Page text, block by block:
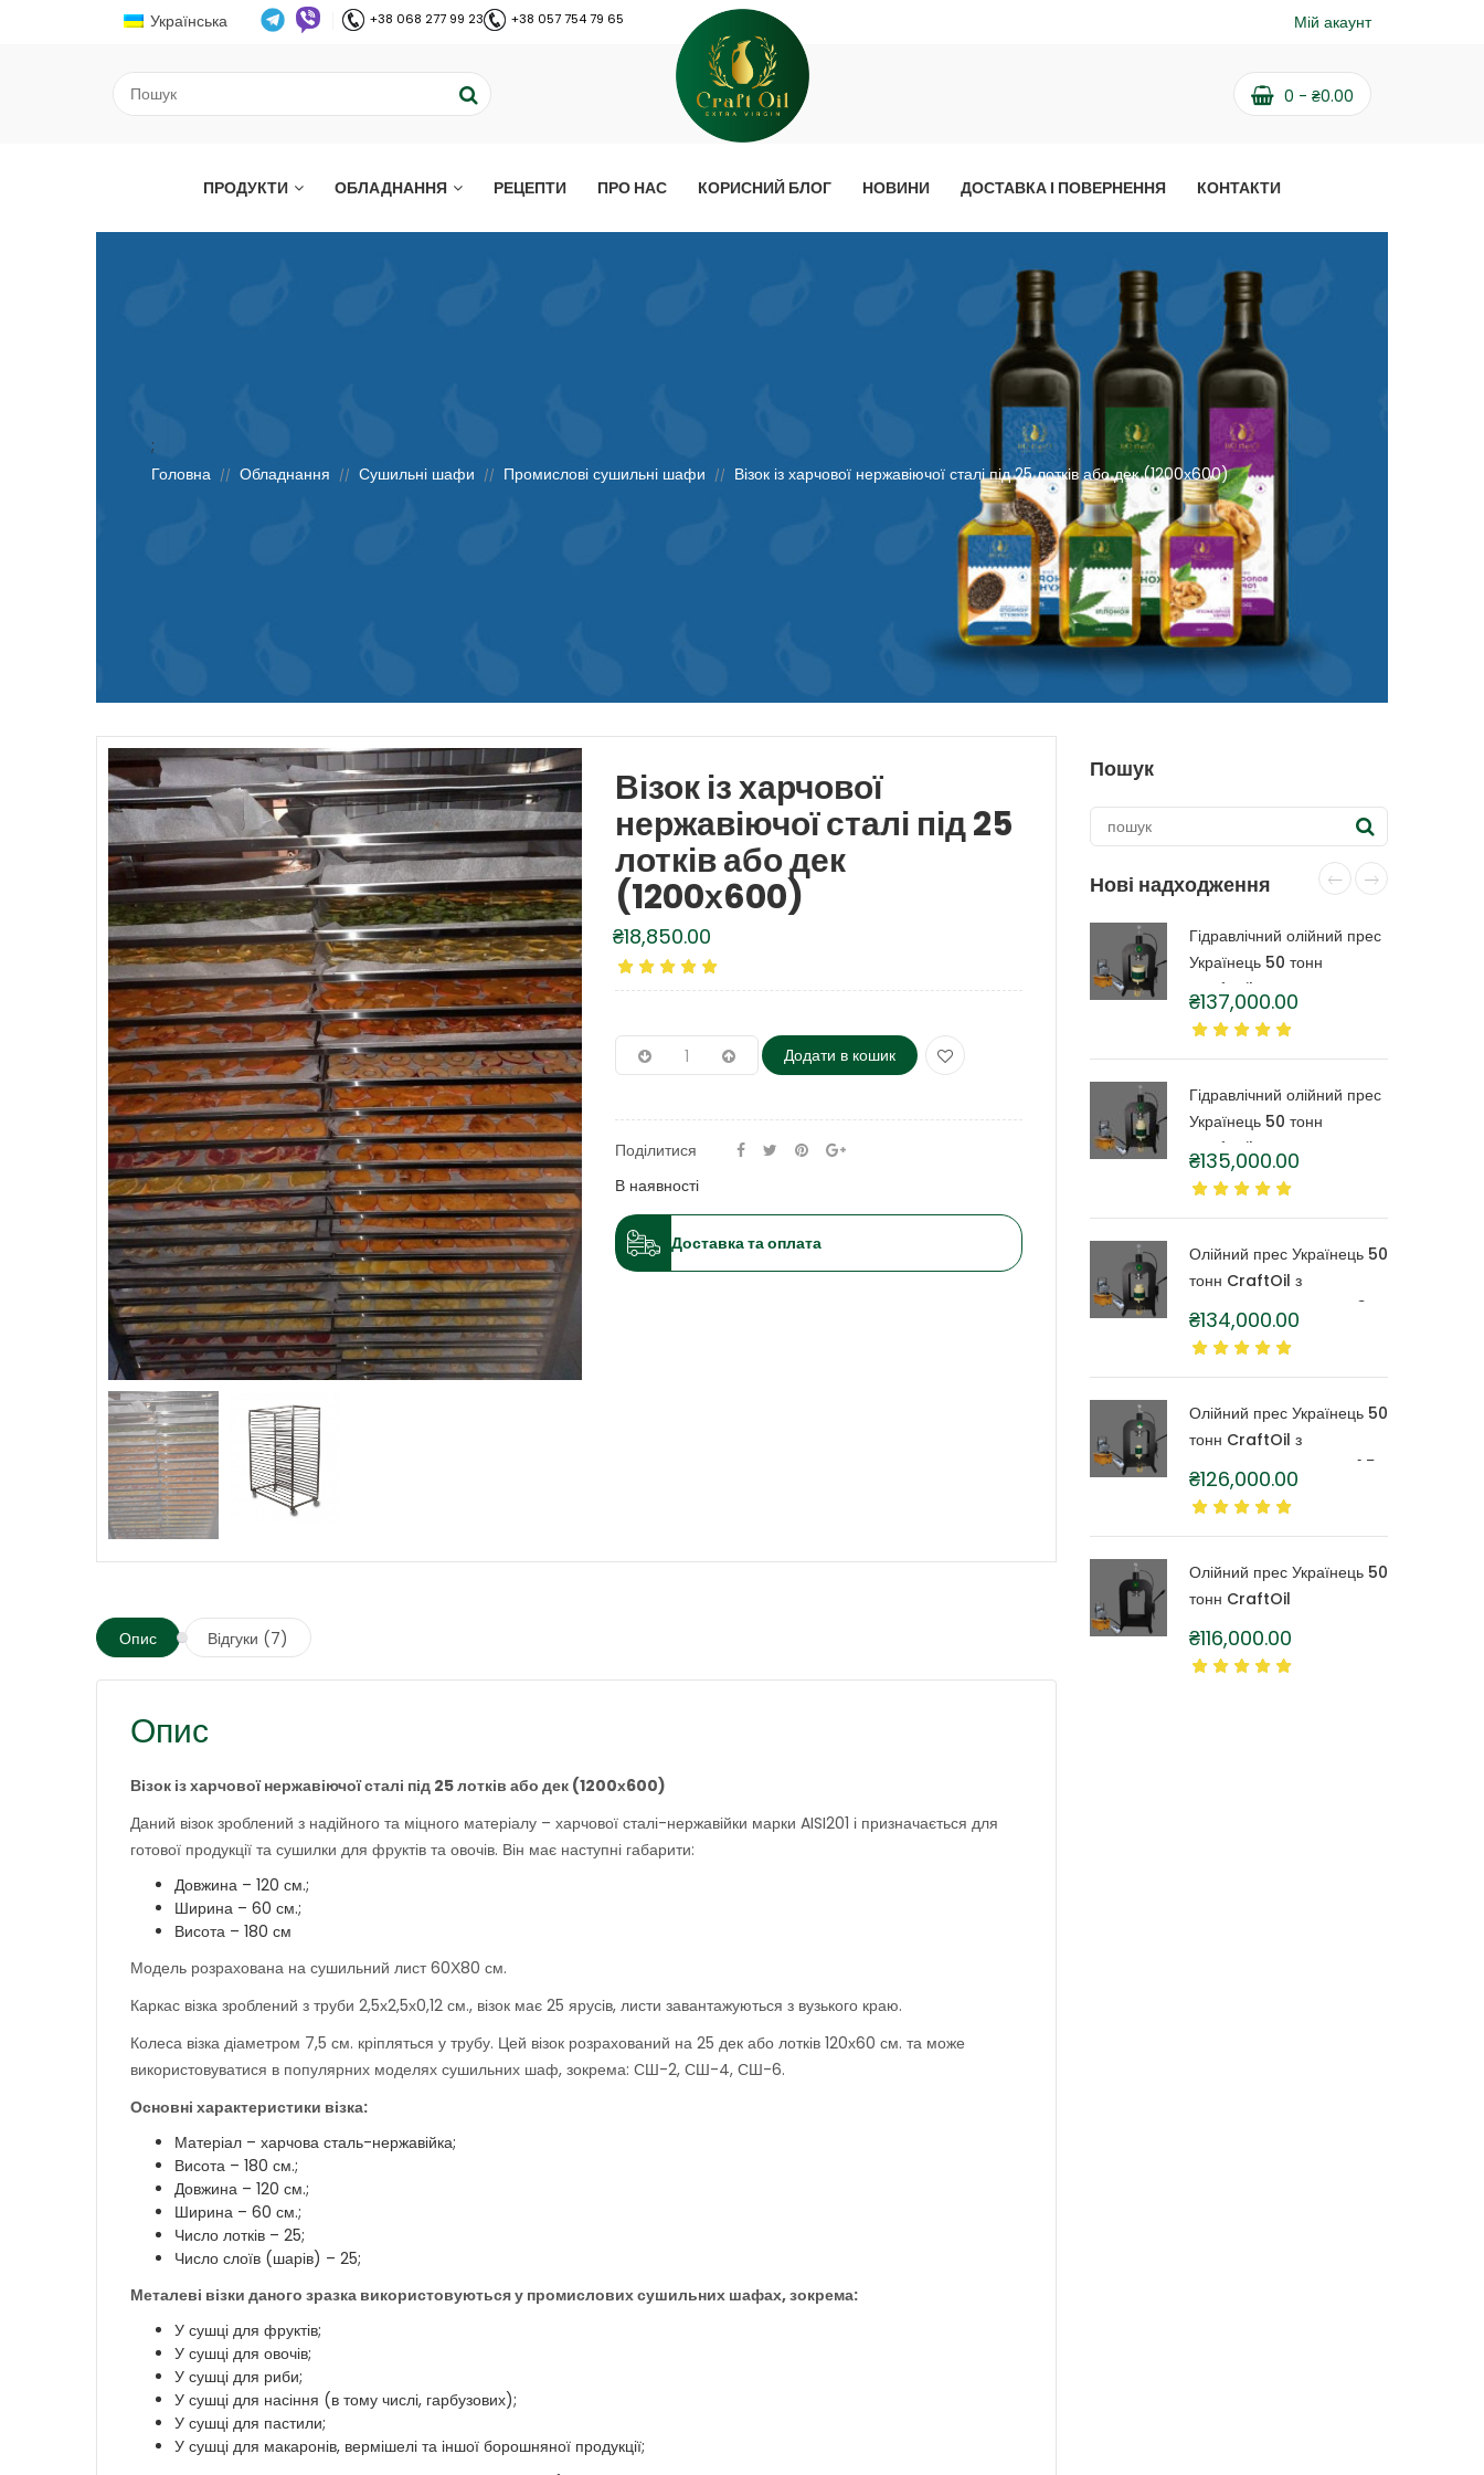
Українська +38 068 277 99 23 +38 057 754 79 65 Мій акаунт
0 - ₴0.00
ПРОДУКТИ ОБЛАДНАННЯ РЕЦЕПТИ ПРО НАС КОРИСНИЙ БЛОГ НОВИНИ ДОСТАВКА І ПОВЕРНЕННЯ КОНТАКТИ
;
Головна // Обладнання // Сушильні шафи // Промислові сушильні шафи // Візок із харчової нержавіючої сталі під 25 лотків або дек (1200х600)
Візок із харчової
нержавіючої сталі під 25
лотків або дек
(1200х600)
₴18,850.00
Додати в кошик
Поділитися
В наявності
Доставка та оплата
Опис Відгуки (7)
Опис
Візок із харчової нержавіючої сталі під 25 лотків або дек (1200х600)
Даний візок зроблений з надійного та міцного матеріалу – харчової сталі-нержавійки марки AISI201 і призначається для
готової продукції та сушилки для фруктів та овочів. Він має наступні габарити:
Довжина – 120 см.;
Ширина – 60 см.;
Висота – 180 см
Модель розрахована на сушильний лист 60Х80 см.
Каркас візка зроблений з труби 2,5х2,5х0,12 см., візок має 25 ярусів, листи завантажуються з вузького краю.
Колеса візка діаметром 7,5 см. кріпляться у трубу. Цей візок розрахований на 25 дек або лотків 120х60 см. та може
використовуватися в популярних моделях сушильних шаф, зокрема: СШ-2, СШ-4, СШ-6.
Основні характеристики візка:
Матеріал – харчова сталь-нержавійка;
Висота – 180 см.;
Довжина – 120 см.;
Ширина – 60 см.;
Число лотків – 25;
Число слоїв (шарів) – 25;
Металеві візки даного зразка використовуютьсяу промислових сушильних шафах, зокрема:
У сушці для фруктів;
У сушці для овочів;
У сушці для риби;
У сушці для насіння (в тому числі, гарбузових);
У сушці для пастили;
У сушці для макаронів, вермішелі та іншої борошняної продукції;
Пошук
Нові надходження
Гідравлічний олійний прес
Українець 50 тонн
CraftOil з капролоновою
бочкою 6 літрів
₴137,000.00
Гідравлічний олійний прес
Українець 50 тонн
CraftOil з капролоновою
бочкою 4 літри
₴135,000.00
Олійний прес Українець 50
тонн CraftOil з
капролоновою бочкою 3
літри
₴134,000.00
Олійний прес Українець 50
тонн CraftOil з
капролоновою бочкою 1,5
літра
₴126,000.00
Олійний прес Українець 50
тонн CraftOil
₴116,000.00